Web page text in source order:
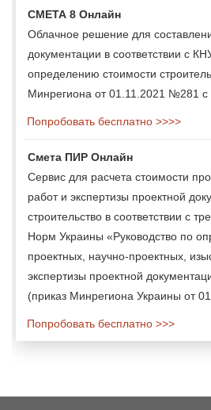
СМЕТА 8 Онлайн
Облачное решение для
документации в соответствии с
определению стоимости
Минрегиона от 01.11.2021 №281 с
Попробовать бесплатно >>>>
Смета ПИР Онлайн
Сервис для расчета стоимости
работ и экспертизы проектной
строительство в соответствии с
Норм Украины «Руководство по
проектных, научно-проектных,
экспертизы проектной
(приказ Минрегиона Украины от
Попробовать бесплатно >>>